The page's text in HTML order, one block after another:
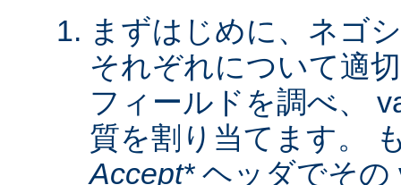
まずはじめに、ネゴ
それぞれについて適
フィールドを調べ、
質を割り当てます。
Accept*ヘッダでその